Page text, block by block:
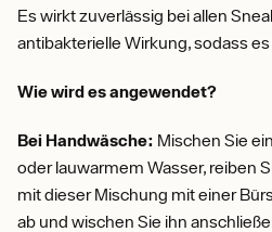
Es wirkt zuverlässig bei allen
antibakterielle Wirkung, sodass
Wie wird es angewendet?
Bei Handwäsche: Mischen Sie
oder lauwarmem Wasser, reiben
mit dieser Mischung mit einer
ab und wischen Sie ihn